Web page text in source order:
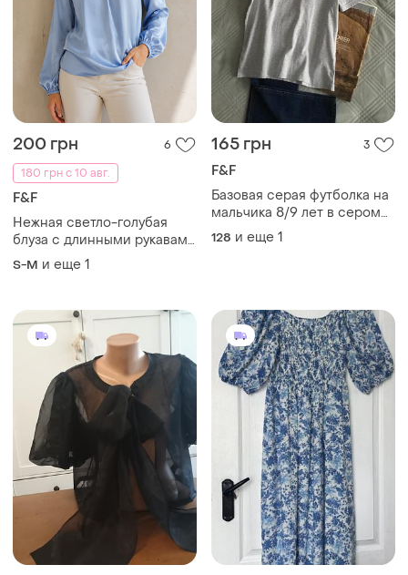
200 грн
6
180 грн с 10 авг.
F&F
Нежная светло-голубая
блуза с длинными рукавами
от бренда f&amp;f.
S-M и еще 1
165 грн 3
F&F
Базовая серая футболка на
мальчика 8/9 лет в сером
цвете
128 и еще 1